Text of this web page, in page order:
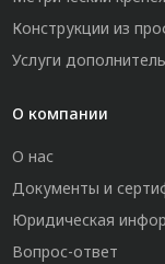
Конструкции из
Услуги
О компании
О нас
Документы и
Юридическая
Вопрос-ответ